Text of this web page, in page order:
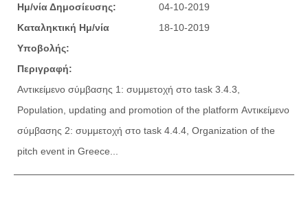
Ημ/νία Δημοσίευσης:
04-10-2019
Καταληκτική Ημ/νία
Υποβολής:
18-10-2019
Περιγραφή:
Αντικείμενο σύμβασης 1: συμμετοχή στο task 3.4.3,
Population, updating and promotion of the platform Αντικείμενο
σύμβασης 2: συμμετοχή στο task 4.4.4, Organization of the
pitch event in Greece...